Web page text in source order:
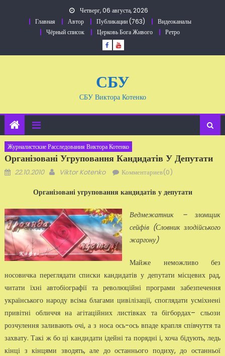
Четверг, 06 августа, 2026
Главная
Автор Публикации (763)
Видеоканалы
Чёрный список
Церковь Бога Живого Ретро
СБУ
СБУ Виктора Котенко
Журналистские Расследования Виктора Котенко
Організовані Угруповання Кандидатів У Депутати
Добавлено
22.10.2010 Автор
Viktor Kotenko Комментариев(0)
Організовані угруповання кандидатів у депутати
Ведмежатник – зломщик
сейфів (Словник злодійського
жаргону)
Майже неможливо без
носовичка переглядати списки кандидатів у депутати місцевих рад,
читати їхні автобіографії та революційні програми забезпечення
українського народу всіма благами цивілізації, споглядати усміхнені
привітні обличчя на агітаційних листівках та бігбордах– сльози
розчулення заливають очі, а з носа ось-ось впаде крапля співчуття та
захвату. Такі ж бо ці кандидати ідейні та порядні і, хоча бідують, ледь
кінці з кінцями зводять, але до останнього подиху, до останньої